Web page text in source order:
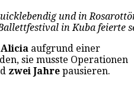
und in
in Kuba feierte
Alicia aufgrund einer
sie musste Operationen
zwei Jahre pausieren.